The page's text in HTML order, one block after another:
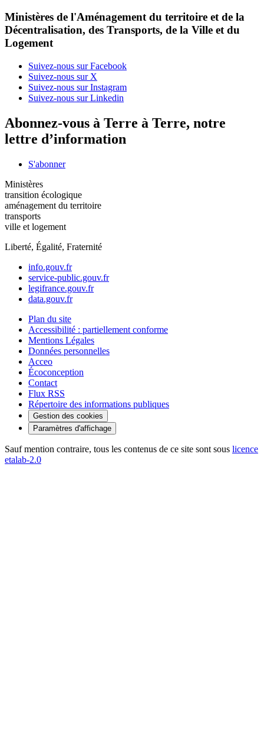
Ministères de l'Aménagement du territoire et de la
Décentralisation, des Transports, de la Ville et du
Logement
Suivez-nous sur Facebook
Suivez-nous sur X
Suivez-nous sur Instagram
Suivez-nous sur Linkedin
Abonnez-vous à Terre à Terre, notre
lettre d’information
S'abonner
Ministères
transition écologique
aménagement du territoire
transports
ville et logement
Liberté, Égalité, Fraternité
info.gouv.fr
service-public.gouv.fr
legifrance.gouv.fr
data.gouv.fr
Plan du site
Accessibilité : partiellement conforme
Mentions Légales
Données personnelles
Acceo
Écoconception
Contact
Flux RSS
Répertoire des informations publiques
Gestion des cookies
Paramètres d'affichage
Sauf mention contraire, tous les contenus de ce site sont sous licence
etalab-2.0